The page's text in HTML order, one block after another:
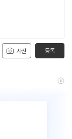
사진 등록